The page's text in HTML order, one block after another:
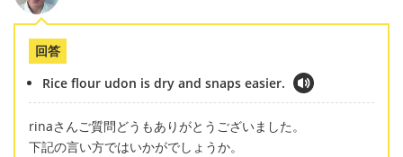
回答
Rice flour udon is dry and snaps easier.
rinaさんご質問どうもありがとうございました。
下記の言い方ではいかがでしょうか。